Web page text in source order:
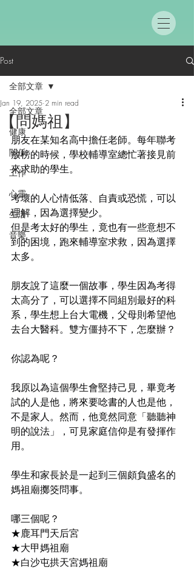
Post
全部文章
健康
關係
工作
心靈
生活
音樂
全部文章
【問媽祖】
Jan 19, 2025 2 min read
朋友在某知名高中擔任老師。每年聯考
放榜的時候，學校輔導室總忙著接見前
來求助的學生。
考壞的人心情低落、自責或恐慌，可以
理解，因為選擇變少。
但是考太好的學生，竟也有一些意想不
到的困境，跑來輔導室求救，因為選擇
太多。
朋友說了這麼一個故事，學生因為考得
太高分了，可以選擇不同組別最好的科
系，學生想上台大電機，父母則希望他
去台大醫科。雙方僵持不下，怎麼辦？
你認為呢？
我原以為這個學生會堅持己見，畢竟考
試的人是他，將來要唸書的人也是他，
不是家人。然而，他竟然同意「聽聽神
明的說法」，可見家庭信仰是有發揮作
用。
學生和家長於是一起到三個頗負盛名的
媽祖廟擲筊問事。
哪三個呢？
★鹿耳門天后宮
★大甲媽祖廟
★白沙屯拱天宮媽祖廟